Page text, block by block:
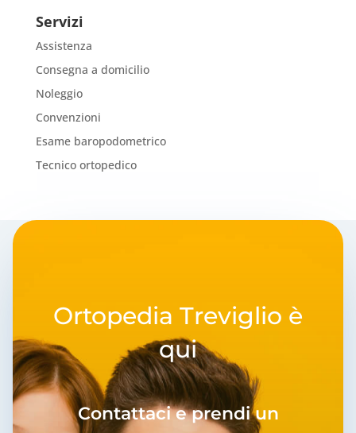
Servizi
Assistenza
Consegna a domicilio
Noleggio
Convenzioni
Esame baropodometrico
Tecnico ortopedico
Ortopedia Treviglio è
qui
Contattaci e prendi un